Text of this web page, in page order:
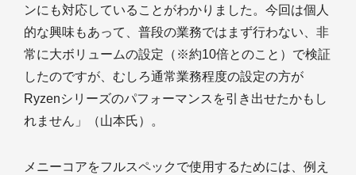
ンにも対応していることがわかりました。今回は個人
的な興味もあって、普段の業務ではまず行わない、非
常に大ボリュームの設定（※約10倍とのこと）で検証
したのですが、むしろ通常業務程度の設定の方が
Ryzenシリーズのパフォーマンスを引き出せたかもし
れません」（山本氏）。
メニーコアをフルスペックで使用するためには、例え